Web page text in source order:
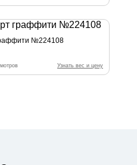
№224108
Узнать вес и цену